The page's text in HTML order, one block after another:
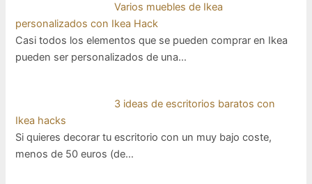
Varios muebles de Ikea
personalizados con Ikea Hack
Casi todos los elementos que se pueden comprar en Ikea
pueden ser personalizados de una…
3 ideas de escritorios baratos con
Ikea hacks
Si quieres decorar tu escritorio con un muy bajo coste,
menos de 50 euros (de…